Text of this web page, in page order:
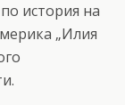
история на
„Илия